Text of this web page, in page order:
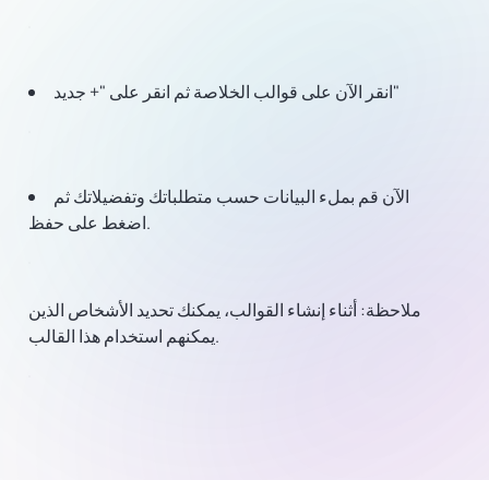
انقر الآن على قوالب الخلاصة ثم انقر على "+ جديد"
الآن قم بملء البيانات حسب متطلباتك وتفضيلاتك ثم
اضغط على حفظ.
ملاحظة:أثناء إنشاء القوالب، يمكنك تحديد الأشخاص الذين
يمكنهم استخدام هذا القالب.